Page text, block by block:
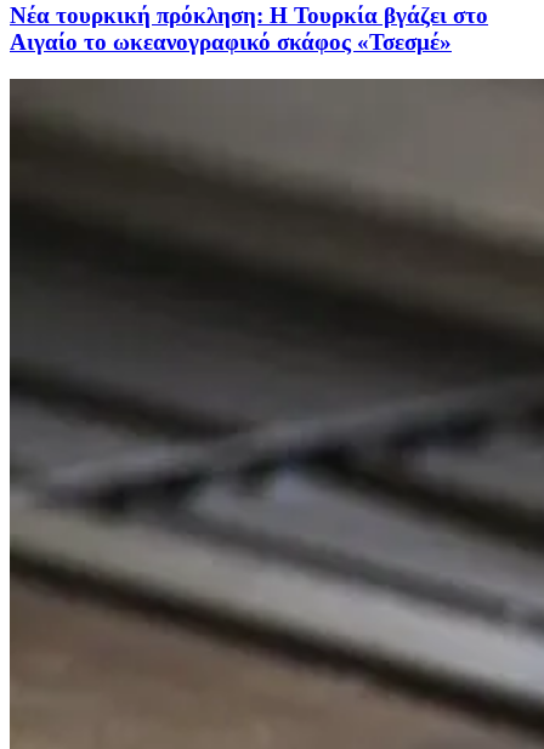
Νέα τουρκική πρόκληση: Η Τουρκία βγάζει στο
Αιγαίο το ωκεανογραφικό σκάφος «Τσεσμέ»